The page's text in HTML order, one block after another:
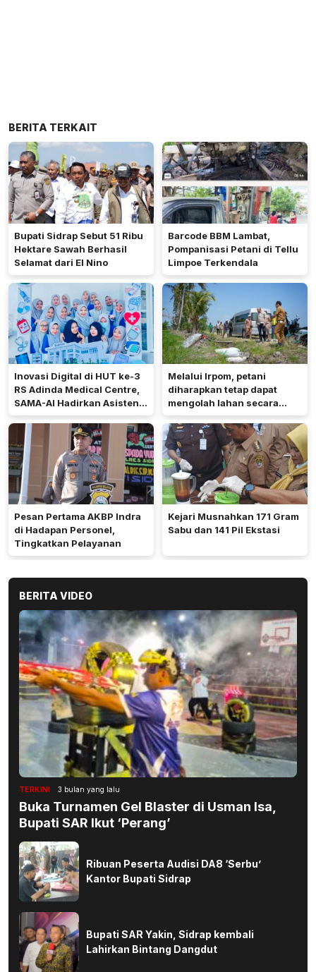
BERITA TERKAIT
Bupati Sidrap Sebut 51 Ribu
Hektare Sawah Berhasil
Selamat dari El Nino
Barcode BBM Lambat,
Pompanisasi Petani di Tellu
Limpoe Terkendala
Inovasi Digital di HUT ke-3
RS Adinda Medical Centre,
SAMA-AI Hadirkan Asisten
Gizi Berbasis AI
Melalui Irpom, petani
diharapkan tetap dapat
mengolah lahan secara
optimal meski di tengah
keterbatasan air.
Pesan Pertama AKBP Indra
di Hadapan Personel,
Tingkatkan Pelayanan
Kejari Musnahkan 171 Gram
Sabu dan 141 Pil Ekstasi
BERITA VIDEO
TERKINI 3 bulan yang lalu
Buka Turnamen Gel Blaster di Usman Isa,
Bupati SAR Ikut ‘Perang’
Ribuan Peserta Audisi DA8 ‘Serbu’
Kantor Bupati Sidrap
Bupati SAR Yakin, Sidrap kembali
Lahirkan Bintang Dangdut